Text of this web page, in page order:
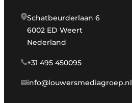
Schatbeurderlaan 6
6002 ED Weert
Nederland
+31 495 450095
info@louwersmediagroep.nl